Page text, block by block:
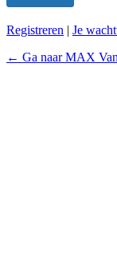
Registreren | Je
← Ga naar MAX